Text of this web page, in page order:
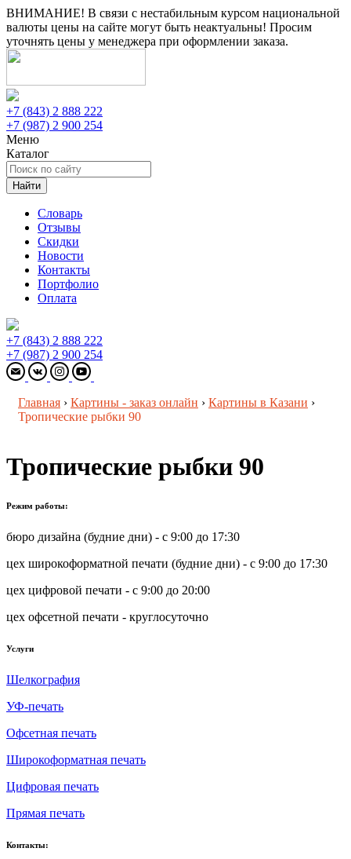
ВНИМАНИЕ! В связи с нестабильным курсом национальной
валюты цены на сайте могут быть неактуальны! Просим
уточнять цены у менеджера при оформлении заказа.
+7 (843) 2 888 222
+7 (987) 2 900 254
Меню
Каталог
Найти
Словарь
Отзывы
Скидки
Новости
Контакты
Портфолио
Оплата
+7 (843) 2 888 222
+7 (987) 2 900 254
Главная › Картины - заказ онлайн › Картины в Казани ›
Тропические рыбки 90
Тропические рыбки 90
Режим работы:
бюро дизайна (будние дни) - с 9:00 до 17:30
цех широкоформатной печати (будние дни) - с 9:00 до 17:30
цех цифровой печати - с 9:00 до 20:00
цех офсетной печати - круглосуточно
Услуги
Шелкография
УФ-печать
Офсетная печать
Широкоформатная печать
Цифровая печать
Прямая печать
Контакты: